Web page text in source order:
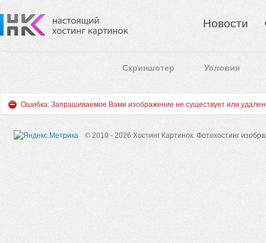
Новости
Скриншотер Условия
Ошибка: Запрашиваемое Вами изображение не существует или
© 2010 - 2026 Хостинг Картинок. Фотохостинг